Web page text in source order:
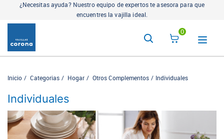
¿Necesitas ayuda? Nuestro equipo de expertos te asesora para que
encuentres la vajilla ideal.
0
Inicio Categorias Hogar Otros Complementos Individuales
Individuales